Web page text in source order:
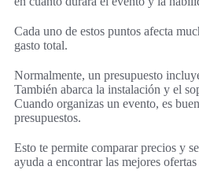
Cada uno de estos puntos afecta
gasto total.
Normalmente, un presupuesto
También abarca la instalación y el
Cuando organizas un evento, es
presupuestos.
Esto te permite comparar precios y
ayuda a encontrar las mejores